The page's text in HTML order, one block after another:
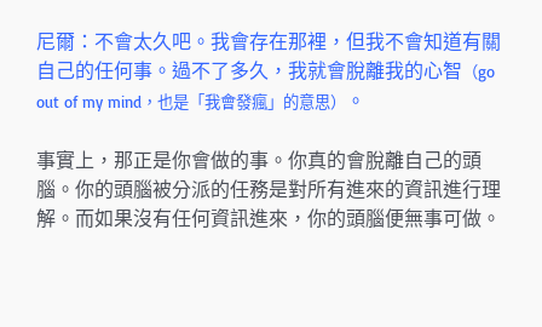
尼爾：不會太久吧。我會存在那裡，但我不會知道有關
自己的任何事。過不了多久，我就會脫離我的心智 （go
out of my mind，也是「我會發瘋」的意思）
。
事實上，那正是你會做的事。你真的會脫離自己的頭
腦。你的頭腦被分派的任務是對所有進來的資訊進行理
解。而如果沒有任何資訊進來，你的頭腦便無事可做。